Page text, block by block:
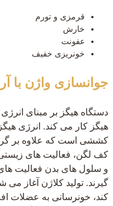
قرمزی و تورم
خارش
عفونت
خونریزی خفیف
جوانسازی واژن با
دستگاه هیگز بر مبنای
هیگز کار می کند. انرژی
کششی است که علاوه بر
کف لگن، فعالیت های زیستی
و سلول های بدن فعالیت
گیرند. تولید کلاژن آغاز
کند، خونرسانی به عضلات